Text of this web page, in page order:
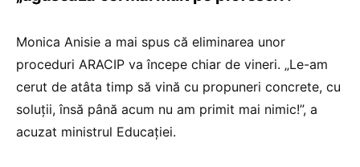
Monica Anisie a mai spus că eliminarea unor
proceduri ARACIP va începe chiar de vineri. „Le-am
cerut de atâta timp să vină cu propuneri concrete, cu
soluții, însă până acum nu am primit mai nimic!”, a
acuzat ministrul Educației.